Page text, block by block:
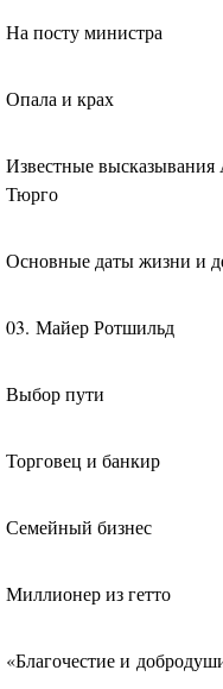
На посту министра
Опала и крах
Известные высказывания
Тюрго
Основные даты жизни и
03. Майер Ротшильд
Выбор пути
Торговец и банкир
Семейный бизнес
Миллионер из гетто
«Благочестие и